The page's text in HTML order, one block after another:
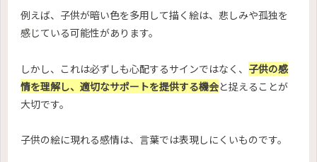
例えば、子供が暗い色を多用して描く絵は、悲しみや孤独を
感じている可能性があります。
しかし、これは必ずしも心配するサインではなく、 子供の感
情を理解し、適切なサポートを提供する機会と捉えることが
大切です。
子供の絵に現れる感情は、言葉では表現しにくいものです。